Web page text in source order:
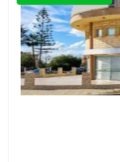
Προηγούμενο